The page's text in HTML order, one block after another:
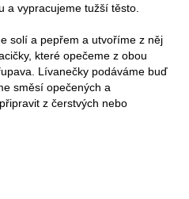
a vypracujeme tužší těsto.
solí a pepřem a utvoříme z něj
které opečeme z obou
Lívanečky podáváme buď
směsí opečených a
z čerstvých nebo